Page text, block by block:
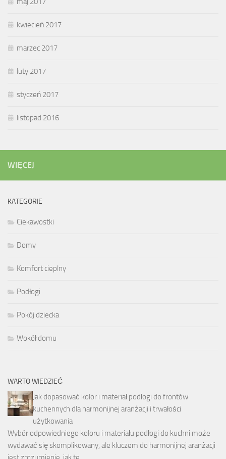
kwiecień 2017
marzec 2017
luty 2017
styczeń 2017
listopad 2016
WIĘCEJ
KATEGORIE
Ciekawostki
Domy
Komfort cieplny
Podłogi
Pokój dziecka
Wokół domu
WARTO WIEDZIEĆ
Jak dopasować kolor i materiał podłogi do frontów
kuchennych dla harmonijnej aranżacji i trwałości
użytkowania
Wybór odpowiedniego koloru i materiału podłogi do kuchni może
wydawać się skomplikowany, ale kluczem do harmonijnej aranżacji